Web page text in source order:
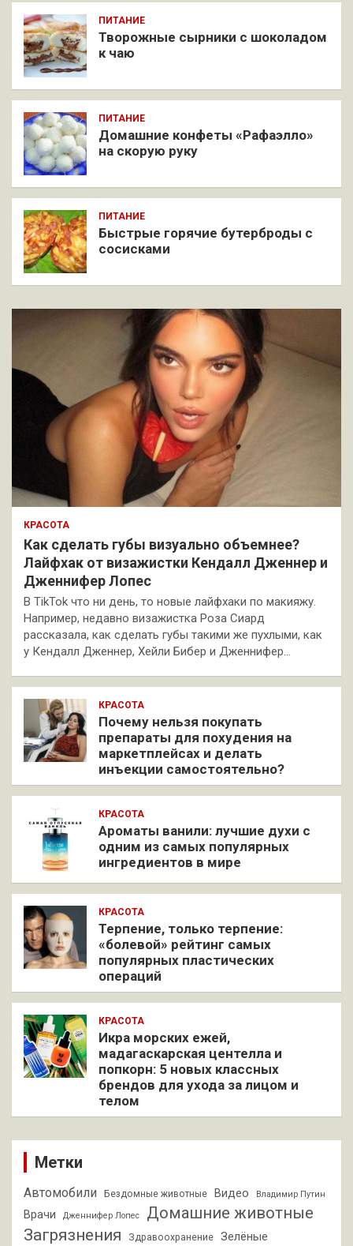
ПИТАНИЕ
Творожные сырники с шоколадом
к чаю
ПИТАНИЕ
Домашние конфеты «Рафаэлло»
на скорую руку
ПИТАНИЕ
Быстрые горячие бутерброды с
сосисками
КРАСОТА
Как сделать губы визуально объемнее?
Лайфхак от визажистки Кендалл Дженнер и
Дженнифер Лопес
В TikTok что ни день, то новые лайфхаки по макияжу.
Например, недавно визажистка Роза Сиард
рассказала, как сделать губы такими же пухлыми, как
у Кендалл Дженнер, Хейли Бибер и Дженнифер…
КРАСОТА
Почему нельзя покупать
препараты для похудения на
маркетплейсах и делать
инъекции самостоятельно?
КРАСОТА
Ароматы ванили: лучшие духи с
одним из самых популярных
ингредиентов в мире
КРАСОТА
Терпение, только терпение:
«болевой» рейтинг самых
популярных пластических
операций
КРАСОТА
Икра морских ежей,
мадагаскарская центелла и
попкорн: 5 новых классных
брендов для ухода за лицом и
телом
Метки
Автомобили Бездомные животные Видео Владимир Путин
Врачи Дженнифер Лопес
Домашние животные
Загрязнения
Здравоохранение
Зелёные